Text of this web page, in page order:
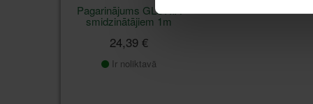
Pagarinājums GLORIA
smidzinātājiem 1m
24,39 €
Ir noliktavā